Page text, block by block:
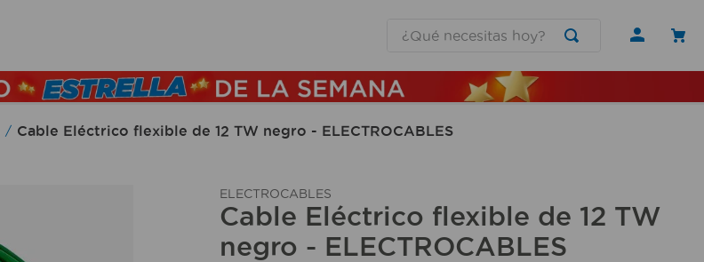
Cable Eléctrico flexible de 12 TW negro - ELECTROCABLES
ELECTROCABLES
Cable Eléctrico flexible de 12 TW
negro - ELECTROCABLES
TÉRMINOS MÁS BUSCADOS
1.
lamparas
2.
ducha